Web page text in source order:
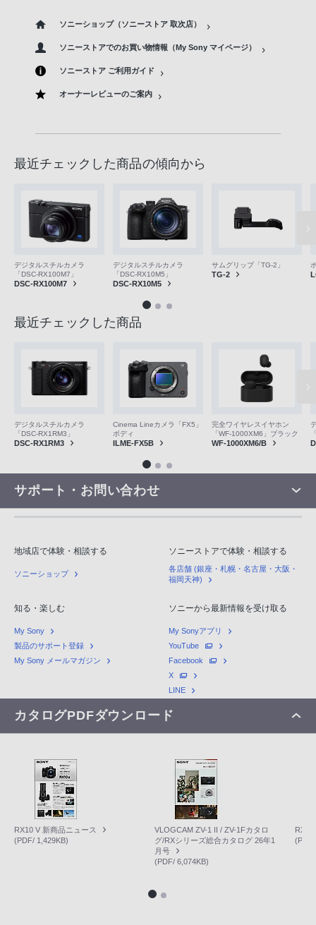
ソニーショップ（ソニーストア 取次店）
ソニーストアでのお買い物情報（My Sony マイページ）
ソニーストア ご利用ガイド
オーナーレビューのご案内
最近チェックした商品の傾向から
デジタルスチルカメラ
「DSC-RX100M7」
DSC-RX100M7
デジタルスチルカメラ
「DSC-RX10M5」
DSC-RX10M5
サムグリップ「TG-2」
TG-2
最近チェックした商品
デジタルスチルカメラ
「DSC-RX1RM3」
DSC-RX1RM3
Cinema Lineカメラ「FX5」
ボディ
ILME-FX5B
完全ワイヤレスイヤホン
「WF-1000XM6」ブラック
WF-1000XM6/B
サポート・お問い合わせ
地域店で体験・相談する
ソニーショップ
ソニーストアで体験・相談する
各店舗 (銀座・札幌・名古屋・大阪・
福岡天神)
知る・楽しむ
My Sony
製品のサポート登録
My Sony メールマガジン
ソニーから最新情報を受け取る
My Sonyアプリ
YouTube
Facebook
X
LINE
カタログPDFダウンロード
RX10 V 新商品ニュース
(PDF/ 1,429KB)
VLOGCAM ZV-1 II / ZV-1Fカタロ
グ/RXシリーズ総合カタログ 26年1
月号
(PDF/ 6,074KB)